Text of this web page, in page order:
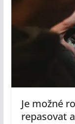
Je možné
repasovat